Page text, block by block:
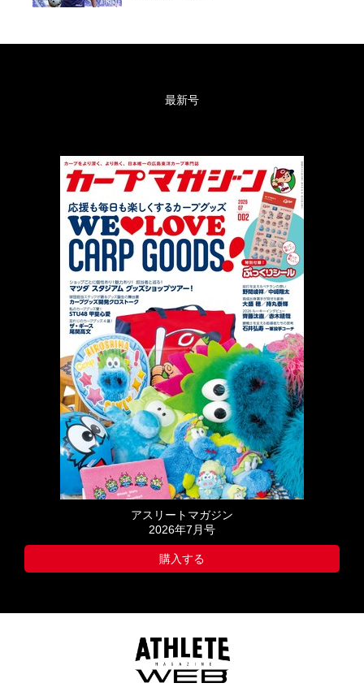
最新号
アスリートマガジン
2026年7月号
購入する